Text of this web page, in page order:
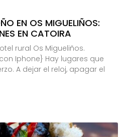
EN OS MIGUELIÑOS:
EN CATOIRA
rural Os Migueliños.
Iphone} Hay lugares que
A dejar el reloj, apagar el